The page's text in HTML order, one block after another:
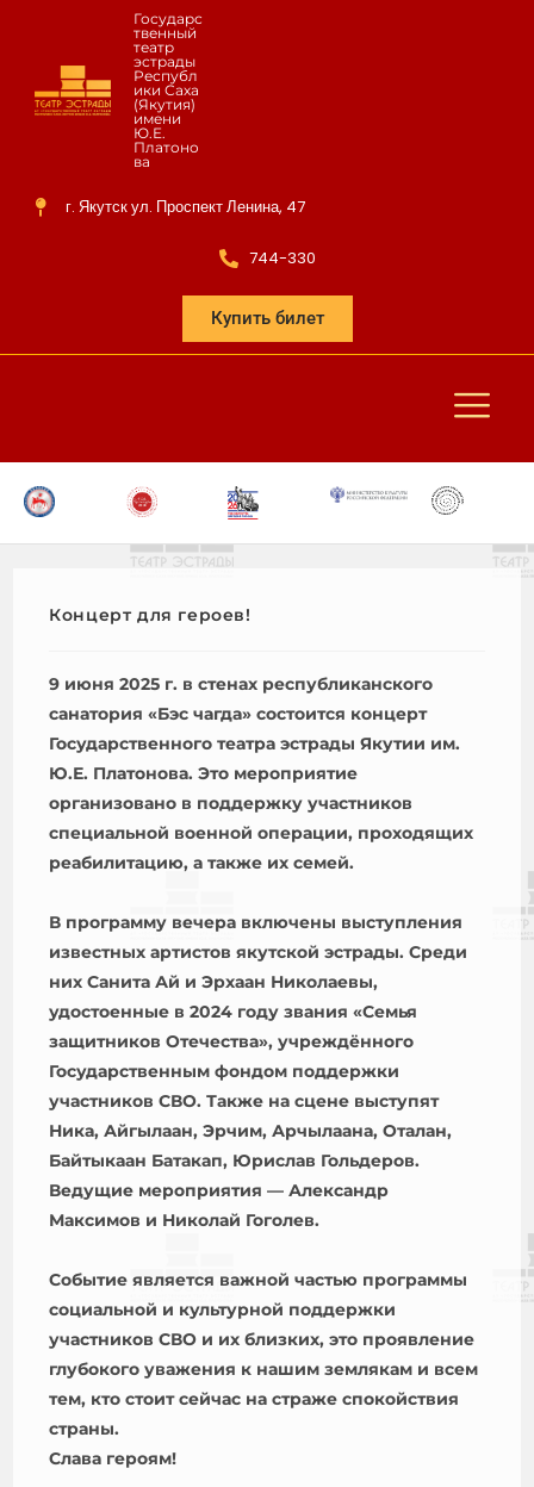
Государс
твенный
театр
эстрады
Республ
ики Саха
(Якутия)
имени
Ю.Е.
Платоно
ва
г. Якутск ул. Проспект Ленина, 47
744-330
Купить билет
Концерт для героев!
9 июня 2025 г. в стенах республиканского
санатория «Бэс чагда» состоится концерт
Государственного театра эстрады Якутии им.
Ю.Е. Платонова. Это мероприятие
организовано в поддержку участников
специальной военной операции, проходящих
реабилитацию, а также их семей.
В программу вечера включены выступления
известных артистов якутской эстрады. Среди
них Санита Ай и Эрхаан Николаевы,
удостоенные в 2024 году звания «Семья
защитников Отечества», учреждённого
Государственным фондом поддержки
участников СВО. Также на сцене выступят
Ника, Айгылаан, Эрчим, Арчылаана, Оталан,
Байтыкаан Батакап, Юрислав Гольдеров.
Ведущие мероприятия — Александр
Максимов и Николай Гоголев.
Событие является важной частью программы
социальной и культурной поддержки
участников СВО и их близких, это проявление
глубокого уважения к нашим землякам и всем
тем, кто стоит сейчас на страже спокойствия
страны.
Слава героям!